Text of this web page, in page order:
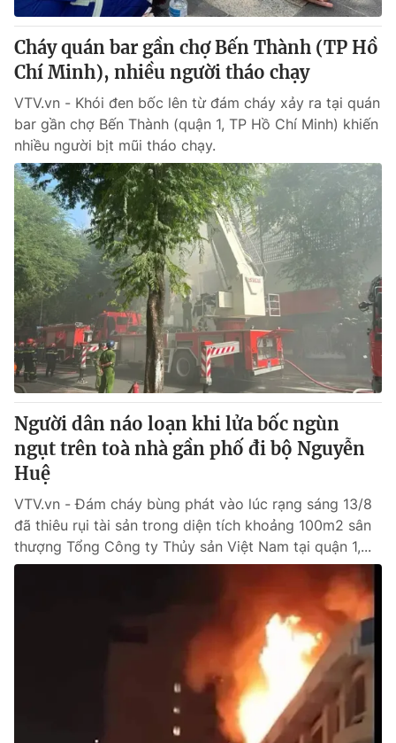
VTV4 Vươn mình bằng AI
VTV9 VTV8
Liên hệ tòa soạn English
THỜI BÁO VTV
Theo dõi báo trên
Cơ quan chủ quản:Đài Truyền hình Việt Nam
Cơ quan báo chí:Thời báo VTV
Giấy phép hoạt động báo in và báo điện tử số 483/GP-BTTTT
cấp ngày 29/12/2023
Tổng Biên tập:Vũ Thanh Thủy
Phó Tổng Biên tập:Nguyễn Thị Mỹ Hạnh, Phạm Quốc Thắng,
Nguyễn Trọng Ninh
Tổng đài VTV:
Ðiện thoại Thời báo VTV: 024.66 897 897
Email:toasoan@vtv.vn
Liên hệ quảng cáo:024-7300.7108
Cháy quán bar gần chợ Bến Thành (TP Hồ
Chí Minh), nhiều người tháo chạy
VTV.vn - Khói đen bốc lên từ đám cháy xảy ra tại quán
bar gần chợ Bến Thành (quận 1, TP Hồ Chí Minh) khiến
nhiều người bịt mũi tháo chạy.
Người dân náo loạn khi lửa bốc ngùn
ngụt trên toà nhà gần phố đi bộ Nguyễn
Huệ
VTV.vn - Đám cháy bùng phát vào lúc rạng sáng 13/8
đã thiêu rụi tài sản trong diện tích khoảng 100m2 sân
thượng Tổng Công ty Thủy sản Việt Nam tại quận 1,...